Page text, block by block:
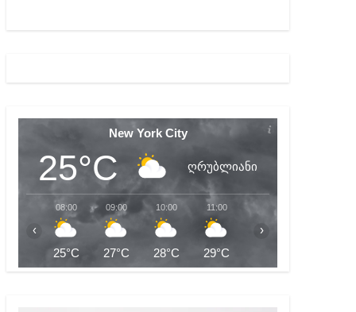
New York City
25°C ღრუბლიანი
08:00
25°C
09:00
27°C
10:00
28°C
11:00
29°C
‹ ›